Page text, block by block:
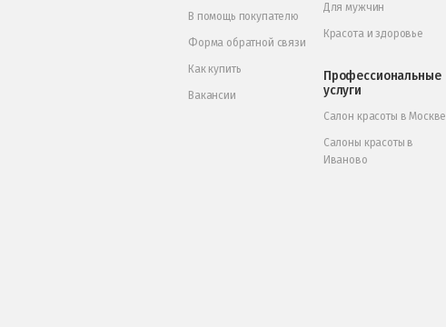
В помощь покупателю
Форма обратной связи
Как купить
Вакансии
Для мужчин
Красота и здоровье
Профессиональные
услуги
Салон красоты в Москве
Салоны красоты в
Иваново